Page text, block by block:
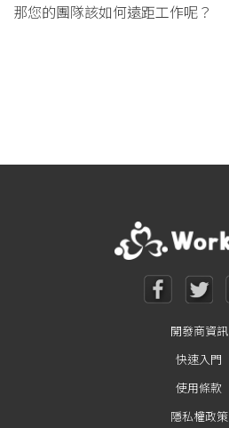
那您的團隊該如何遠距工作呢？
Posts navigation
開發商資訊
快速入門
使用條款
隱私權政策